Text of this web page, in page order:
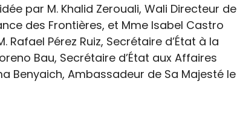
par M. Khalid Zerouali, Wali Directeur de
des Frontières, et Mme Isabel Castro
Rafael Pérez Ruiz, Secrétaire d’État à la
Bau, Secrétaire d’État aux Affaires
Benyaich, Ambassadeur de Sa Majesté le